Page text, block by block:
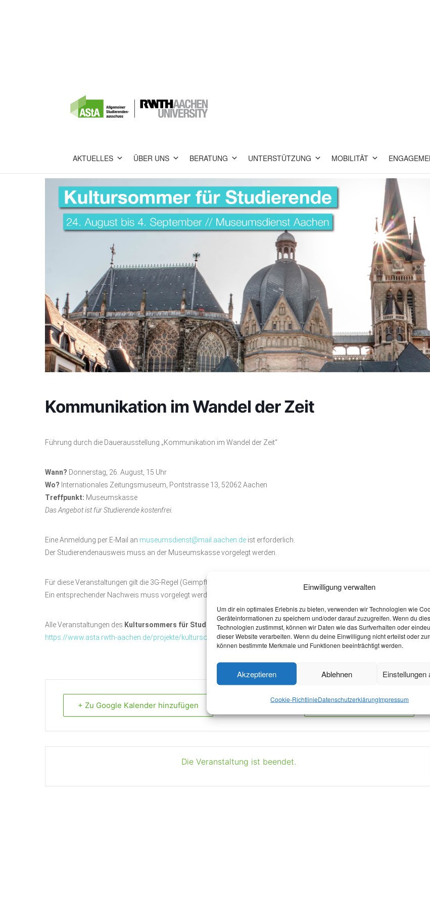
Einwilligung verwalten
Um dir ein optimales Erlebnis zu bieten, verwenden wir Technologien wie
Geräteinformationen zu speichern und/oder darauf zuzugreifen. Wenn du
Technologien zustimmst, können wir Daten wie das Surfverhalten oder
dieser Website verarbeiten. Wenn du deine Einwilligung nicht erteilst oder
können bestimmte Merkmale und Funktionen beeinträchtigt werden.
Akzeptieren Ablehnen Einstellungen
Cookie-RichtlinieDatenschutzerklärungImpressum
AKTUELLES ÜBER UNS BERATUNG UNTERSTÜTZUNG MOBILITÄT
Kommunikation im Wandel der Zeit
Führung durch die Dauerausstellung „Kommunikation im Wandel der Zeit“
Wann? Donnerstag, 26. August, 15 Uhr
Wo? Internationales Zeitungsmuseum, Pontstrasse 13, 52062 Aachen
Treffpunkt: Museumskasse
Das Angebot ist für Studierende kostenfrei.
Eine Anmeldung per E-Mail an museumsdienst@mail.aachen.de ist erforderlich.
Der Studierendenausweis muss an der Museumskasse vorgelegt werden.
Für diese Veranstaltungen gilt die 3G-Regel (Geimpft, Getestet, Genesen).
Ein entsprechender Nachweis muss vorgelegt werden.
Alle Veranstaltungen des Kultursommers für Studierende 2021findest du hier:
https://www.asta.rwth-aachen.de/projekte/kultursommer-fuer-studierende-2021/
+ Zu Google Kalender hinzufügen + iCal / Outlook export
Die Veranstaltung ist beendet.